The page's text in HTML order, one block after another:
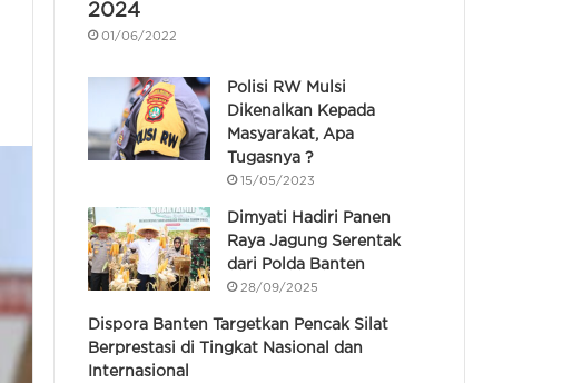
2024
01/06/2022
Polisi RW Mulsi
Dikenalkan Kepada
Masyarakat, Apa
Tugasnya ?
15/05/2023
Dimyati Hadiri Panen
Raya Jagung Serentak
dari Polda Banten
28/09/2025
Dispora Banten Targetkan Pencak Silat
Berprestasi di Tingkat Nasional dan
Internasional